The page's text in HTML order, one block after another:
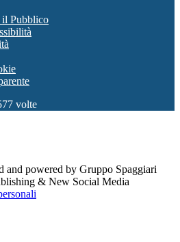
Pubblico
volte
and powered by Gruppo Spaggiari
& New Social Media